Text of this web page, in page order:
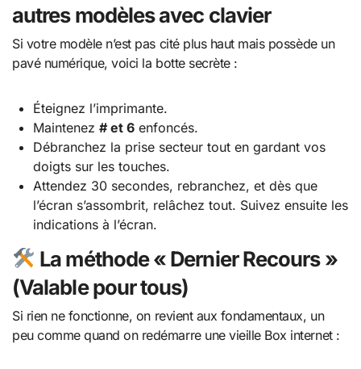
autres modèles avec clavier
Si votre modèle n’est pas cité plus haut mais possède un
pavé numérique, voici la botte secrète :
Éteignez l’imprimante.
Maintenez # et 6enfoncés.
Débranchez la prise secteur tout en gardant vos
doigts sur les touches.
Attendez 30 secondes, rebranchez, et dès que
l’écran s’assombrit, relâchez tout. Suivez ensuite les
indications à l’écran.
La méthode « Dernier Recours »
(Valable pour tous)
Si rien ne fonctionne, on revient aux fondamentaux, un
peu comme quand on redémarre une vieille Box internet :